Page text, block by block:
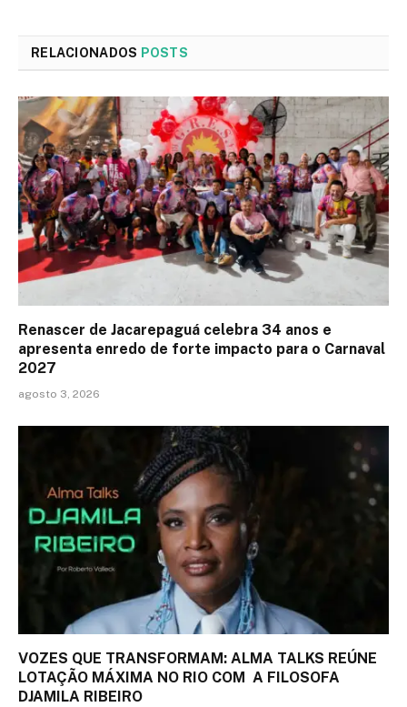
RELACIONADOS POSTS
Renascer de Jacarepaguá celebra 34 anos e
apresenta enredo de forte impacto para o Carnaval
2027
agosto 3, 2026
VOZES QUE TRANSFORMAM: ALMA TALKS REÚNE
LOTAÇÃO MÁXIMA NO RIO COM A FILOSOFA
DJAMILA RIBEIRO